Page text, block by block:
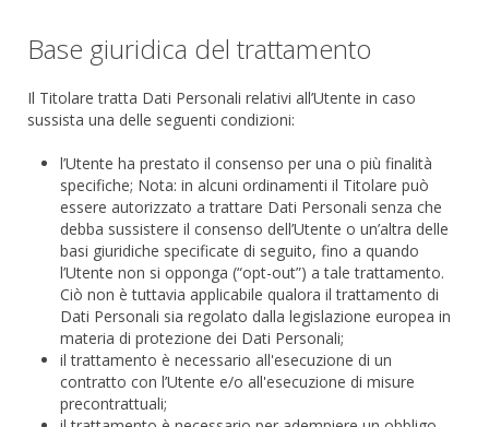
Base giuridica del trattamento
Il Titolare tratta Dati Personali relativi all’Utente in caso
sussista una delle seguenti condizioni:
l’Utente ha prestato il consenso per una o più finalità
specifiche; Nota: in alcuni ordinamenti il Titolare può
essere autorizzato a trattare Dati Personali senza che
debba sussistere il consenso dell’Utente o un’altra delle
basi giuridiche specificate di seguito, fino a quando
l’Utente non si opponga (“opt-out”) a tale trattamento.
Ciò non è tuttavia applicabile qualora il trattamento di
Dati Personali sia regolato dalla legislazione europea in
materia di protezione dei Dati Personali;
il trattamento è necessario all'esecuzione di un
contratto con l’Utente e/o all'esecuzione di misure
precontrattuali;